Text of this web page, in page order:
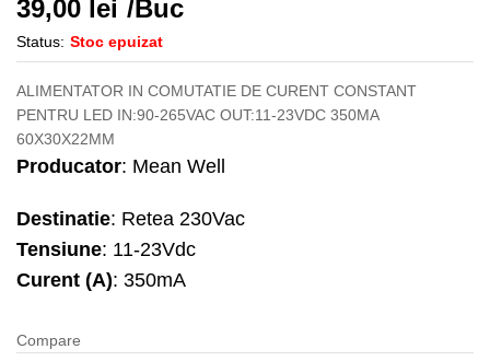
39,00 lei /Buc
Status: Stoc epuizat
ALIMENTATOR IN COMUTATIE DE CURENT CONSTANT
PENTRU LED IN:90-265VAC OUT:11-23VDC 350MA
60X30X22MM
Producator: Mean Well
Destinatie: Retea 230Vac
Tensiune: 11-23Vdc
Curent (A): 350mA
Compare